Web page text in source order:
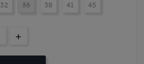
32 35 38 41 45